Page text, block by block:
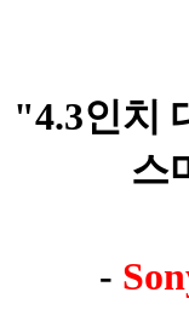
"4.3인치
스
-